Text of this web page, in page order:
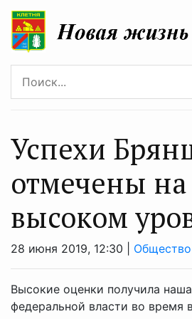
Успехи
отмечены на
высоком
28 июня 2019, 12:30 | Общество
Высокие оценки получила
федеральной власти во время